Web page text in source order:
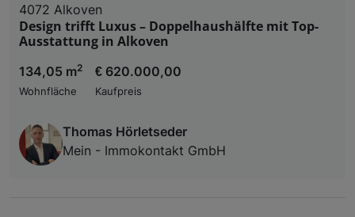
4072 Alkoven
Design trifft Luxus – Doppelhaushälfte mit Top-
Ausstattung in Alkoven
134,05 m2
Wohnfläche
€ 620.000,00
Kaufpreis
Thomas Hörletseder
Mein - Immokontakt GmbH